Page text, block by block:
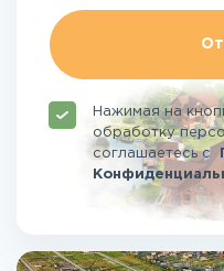
Нажимая на
обработку
соглашаетесьс